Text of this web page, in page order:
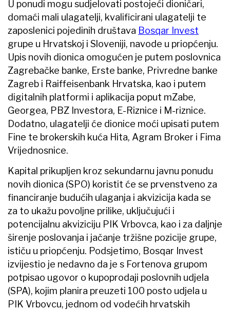
U ponudi mogu sudjelovati postojeći dioničari,
domaći mali ulagatelji, kvalificirani ulagatelji te
zaposlenici pojedinih društava Bosqar Invest
grupe u Hrvatskoj i Sloveniji, navode u priopćenju.
Upis novih dionica omogućen je putem poslovnica
Zagrebačke banke, Erste banke, Privredne banke
Zagreb i Raiffeisenbank Hrvatska, kao i putem
digitalnih platformi i aplikacija poput mZabe,
Georgea, PBZ Investora, E-Riznice i M-riznice.
Dodatno, ulagatelji će dionice moći upisati putem
Fine te brokerskih kuća Hita, Agram Broker i Fima
Vrijednosnice.
Kapital prikupljen kroz sekundarnu javnu ponudu
novih dionica (SPO) koristit će se prvenstveno za
financiranje budućih ulaganja i akvizicija kada se
za to ukažu povoljne prilike, uključujući i
potencijalnu akviziciju PIK Vrbovca, kao i za daljnje
širenje poslovanja i jačanje tržišne pozicije grupe,
ističu u priopćenju. Podsjetimo, Bosqar Invest
izvijestio je nedavno da je s Fortenova grupom
potpisao ugovor o kupoprodaji poslovnih udjela
(SPA), kojim planira preuzeti 100 posto udjela u
PIK Vrbovcu, jednom od vodećih hrvatskih